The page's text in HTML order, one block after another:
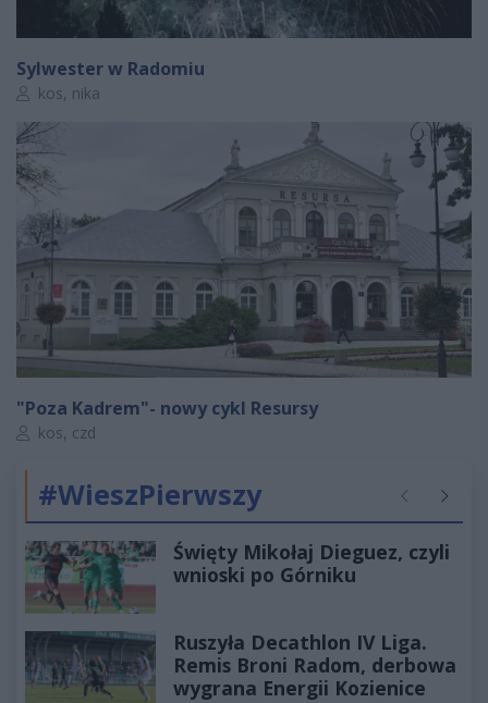
Sylwester w Radomiu
Autor artykułu:
kos, nika
"Poza Kadrem"- nowy cykl Resursy
Autor artykułu:
kos, czd
#WieszPierwszy Poprzednie
Święty Mikołaj Dieguez, czyli
wnioski po Górniku
Ruszyła Decathlon IV Liga.
Remis Broni Radom, derbowa
wygrana Energii Kozienice